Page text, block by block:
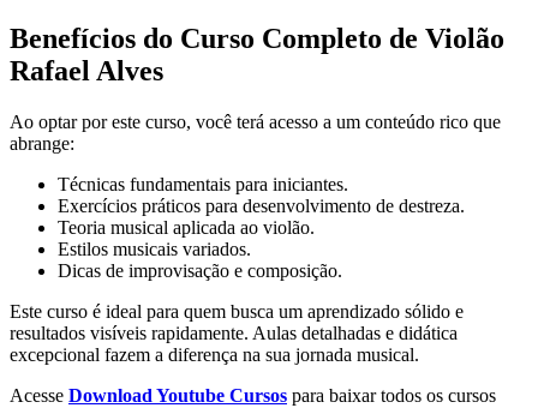
Benefícios do Curso Completo de Violão
Rafael Alves
Ao optar por este curso, você terá acesso a um conteúdo rico que
abrange:
Técnicas fundamentais para iniciantes.
Exercícios práticos para desenvolvimento de destreza.
Teoria musical aplicada ao violão.
Estilos musicais variados.
Dicas de improvisação e composição.
Este curso é ideal para quem busca um aprendizado sólido e
resultados visíveis rapidamente. Aulas detalhadas e didática
excepcional fazem a diferença na sua jornada musical.
Acesse Download Youtube Cursos para baixar todos os cursos